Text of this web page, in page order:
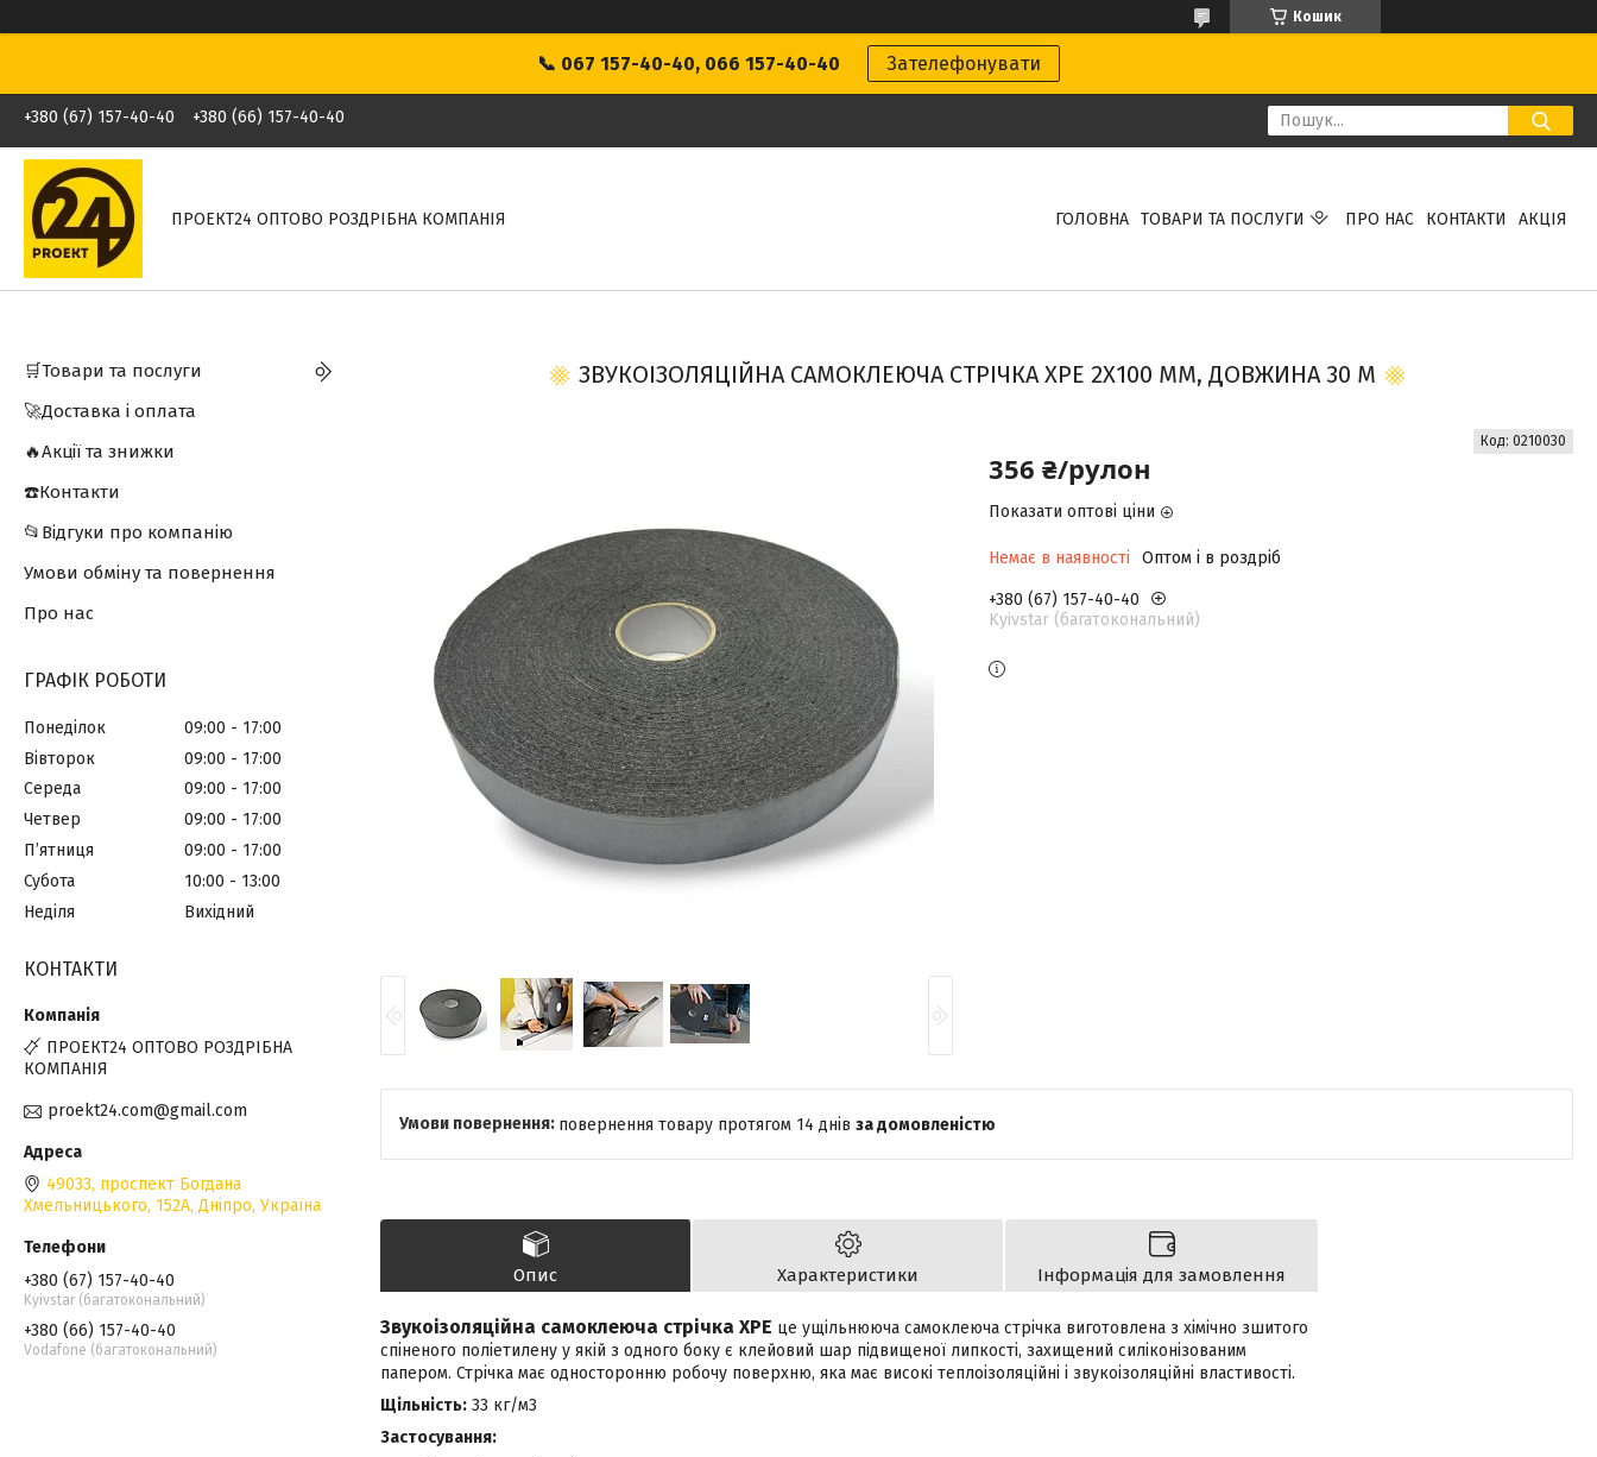
Кошик
📞 067 157-40-40, 066 157-40-40 Зателефонувати
+380 (67) 157-40-40 +380 (66) 157-40-40
ПРОЕКТ24 ОПТОВО РОЗДРІБНА КОМПАНІЯ ГОЛОВНА ТОВАРИ ТА ПОСЛУГИ ПРО НАС КОНТАКТИ АКЦІЯ
ЗВУКОІЗОЛЯЦІЙНА САМОКЛЕЮЧА СТРІЧКА XPE 2Х100 ММ, ДОВЖИНА 30 М
356 ₴/рулон
Показати оптові ціни
Немає в наявності Оптом і в роздріб
Код: 0210030
+380 (67) 157-40-40
Kyivstar (багатокональний)
повернення товару протягом 14 днів за домовленістю
Опис Характеристики Інформація для замовлення
Звукоізоляційна самоклеюча стрічка XPE це ущільнююча самоклеюча стрічка виготовлена з хімічно зшитого
спіненого поліетилену у якій з одного боку є клейовий шар підвищеної липкості, захищений силіконізованим
папером. Стрічка має односторонню робочу поверхню, яка має високі теплоізоляційні і звукоізоляційні властивості.
Щільність: 33 кг/м3
Застосування:
🛒Товари та послуги
🚀Доставка і оплата
🔥Акції та знижки
☎️Контакти
📂Відгуки про компанію
Умови обміну та повернення
Про нас
ГРАФІК РОБОТИ
Понеділок 09:00
17:00
Вівторок
09:00
17:00
Середа
09:00
17:00
Четвер
09:00
17:00
Пʼятниця
09:00
17:00
Субота
10:00
13:00
Неділя
Вихідний
КОНТАКТИ
ПРОЕКТ24 ОПТОВО РОЗДРІБНА
КОМПАНІЯ
proekt24.com@gmail.com
49033, проспект Богдана
Хмельницького, 152А, Дніпро, Україна
+380 (67) 157-40-40
Kyivstar (багатокональний)
+380 (66) 157-40-40
Vodafone (багатокональний)